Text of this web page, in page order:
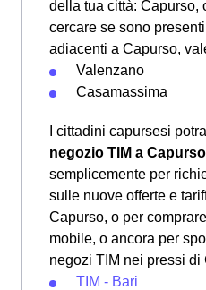
della tua città: Capurso,
cercare se sono
adiacenti a Capurso,
Valenzano
Casamassima
I cittadini capursesi
negozio TIM a Capurso
semplicemente per
sulle nuove offerte e
Capurso, o per
mobile, o ancora per
negozi TIM nei pressi di
TIM - Bari